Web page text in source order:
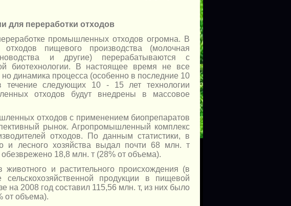
для переработки отходов
промышленных отходов огромна. В
пищевого производства (молочная
и другие) перерабатываются с
биотехнологии. В настоящее время не все
динамика процесса (особенно в последние 10
течение следующих 10 - 15 лет технологии
отходов будут внедрены в массовое
отходов с применением биопрепаратов
рынок. Агропромышленный комплекс
отходов. По данным статистики, в
и лесного хозяйства выдал почти 68 млн. т
18,8 млн. т (28% от объема).
животного и растительного происхождения (в
продукции в пищевой
2008 год составил 115,56 млн. т, из них было
от объема).